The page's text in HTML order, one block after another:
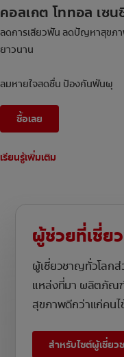
คอลเกต โททอล เซ
ลดการเสียวฟัน ลดปัญหาสุขภา
ยาวนาน
ลมหายใจสดชื่น ป้องกันฟันผุ
ซื้อเลย
เรียนรู้เพิ่มเติม
ผู้ช่วยที่เชี่ย
ผู้เชี่ยวชาญทั่วโลกส่
แหล่งที่มา ผลิตภัณ
สุขภาพดีกว่าแก่คน
สำหรับไซต์ผู้เชี่ยว